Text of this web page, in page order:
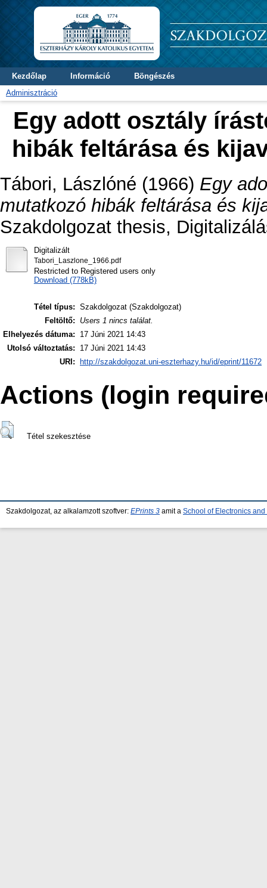
Kezdőlap Információ
Böngészés
Adminisztráció
Egy adott osztály
hibák feltárása és
Tábori, Lászlóné (1966) Egy
mutatkozó hibák feltárása és
Szakdolgozat thesis,
Digitalizált
Tabori_Laszlone_1966.pdf
Restricted to Registered users only
Download (778kB)
Tétel típus: Szakdolgozat (Szakdolgozat)
Feltöltő:
Users 1 nincs találat.
Elhelyezés dátuma:
17 Júni 2021 14:43
Utolsó változtatás:
17 Júni 2021 14:43
URI:
http://szakdolgozat.uni-eszterhazy.hu/id/eprint/11672
Actions (login
Tétel szekesztése
Szakdolgozat, az alkalamzott szoftver: EPrints 3 amit a School of Electronics